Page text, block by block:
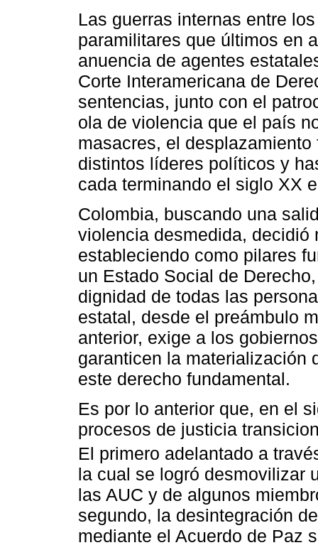
Las guerras internas entre
paramilitares que últimos en
anuencia de agentes
Corte Interamericana de
sentencias, junto con el
ola de violencia que el país
masacres, el
distintos líderes políticos y
cada terminando el siglo XX
Colombia, buscando una
violencia desmedida, decidió
estableciendo como pilares
un Estado Social de
dignidad de todas las
estatal, desde el preámbulo
anterior, exige a los
garanticen la materialización
este derecho fundamental.
Es por lo anterior que, en el
procesos de justicia
El primero adelantado a
la cual se logró desmovilizar
las AUC y de algunos
segundo, la desintegración
mediante el Acuerdo de Paz